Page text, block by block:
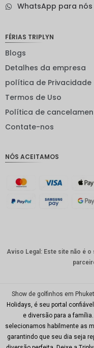
EUR
CNY
WhatsApp para nós
FÉRIAS TRIPLYN
Blogs
Detalhes da empresa
política de Privacidade
Termos de Uso
Política de
Contate-nos
NÓS ACEITAMOS
Aviso Legal: Este site não é
Show de golfinhos em Phuket
Holidays, é seu portal
e diversão para a
selecionamos habilmente as
garantindo que seu dia seja